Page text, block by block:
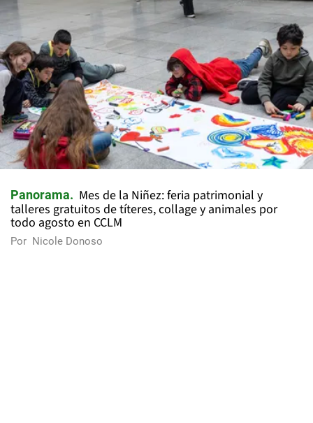
Panorama
Mes de la Niñez: feria patrimonial y
talleres gratuitos de títeres, collage y animales por
todo agosto en CCLM
Por Nicole Donoso